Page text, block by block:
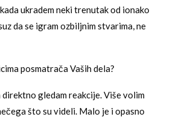
ukradem neki trenutak od ionako
da se igram ozbiljnim stvarima, ne
posmatrača Vaših dela?
gledam reakcije. Više volim
što su videli. Malo je i opasno